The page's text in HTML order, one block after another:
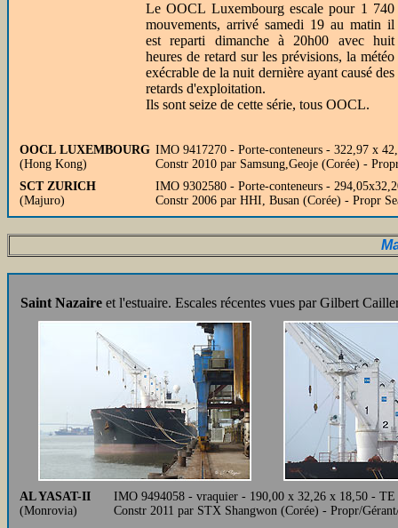
Le OOCL Luxembourg escale pour 1 740
mouvements, arrivé samedi 19 au matin il
est reparti dimanche à 20h00 avec huit
heures de retard sur les prévisions, la météo
exécrable de la nuit dernière ayant causé des
retards d'exploitation.
Ils sont seize de cette série, tous OOCL.
OOCL LUXEMBOURG
(Hong Kong)
IMO 9417270 - Porte-conteneurs - 322,97 x
Constr 2010 par Samsung,Geoje (Corée) -
SCT ZURICH
(Majuro)
IMO 9302580 - Porte-conteneurs -
Constr 2006 par HHI, Busan (Corée) - Propr
Saint Nazaire et l'estuaire. Escales récentes vues par Gilbert
AL YASAT-II
(Monrovia)
IMO 9494058 - vraquier - 190,00 x 32,26 x 18,50 -
Constr 2011 par STX Shangwon (Corée) - Propr/